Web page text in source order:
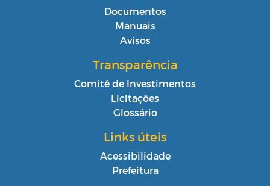
Documentos
Manuais
Avisos
Transparência
Comitê de Investimentos
Licitações
Glossário
Links úteis
Acessibilidade
Prefeitura